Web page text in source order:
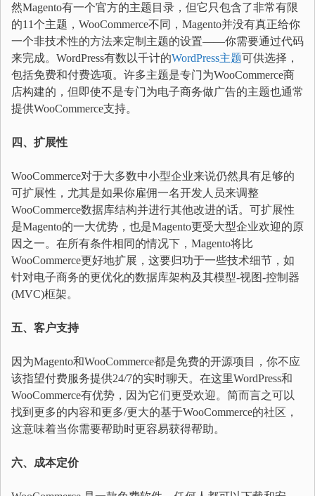
然Magento有一个官方的主题目录，但它只包含了非常有限
的11个主题，WooCommerce不同，Magento并没有真正给你
一个非技术性的方法来定制主题的设置——你需要通过代码
来完成。WordPress有数以千计的WordPress主题可供选择，
包括免费和付费选项。许多主题是专门为WooCommerce商
店构建的，但即使不是专门为电子商务做广告的主题也通常
提供WooCommerce支持。
四、扩展性
WooCommerce对于大多数中小型企业来说仍然具有足够的
可扩展性，尤其是如果你雇佣一名开发人员来调整
WooCommerce数据库结构并进行其他改进的话。可扩展性
是Magento的一大优势，也是Magento更受大型企业欢迎的原
因之一。在所有条件相同的情况下，Magento将比
WooCommerce更好地扩展，这要归功于一些技术细节，如
针对电子商务的更优化的数据库架构及其模型-视图-控制器
(MVC)框架。
五、客户支持
因为Magento和WooCommerce都是免费的开源项目，你不应
该指望付费服务提供24/7的实时聊天。在这里WordPress和
WooCommerce有优势，因为它们更受欢迎。简而言之可以
找到更多的内容和更多/更大的基于WooCommerce的社区，
这意味着当你需要帮助时更容易获得帮助。
六、成本定价